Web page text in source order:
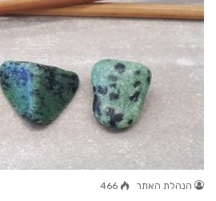
הנהלת האתר 466